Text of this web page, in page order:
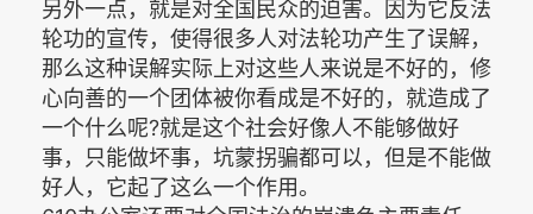
另外一点，就是对全国民众的迫害。因为它反法
轮功的宣传，使得很多人对法轮功产生了误解，
那么这种误解实际上对这些人来说是不好的，修
心向善的一个团体被你看成是不好的，就造成了
一个什么呢?就是这个社会好像人不能够做好
事，只能做坏事，坑蒙拐骗都可以，但是不能做
好人，它起了这么一个作用。